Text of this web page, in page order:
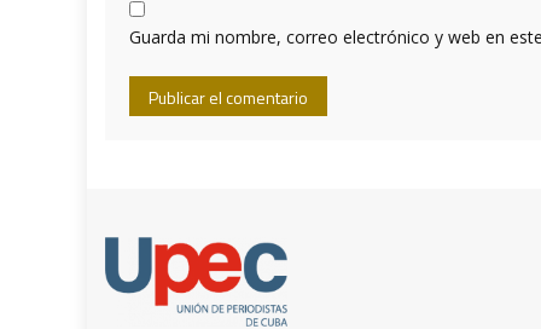
Guarda mi nombre, correo electrónico y web en